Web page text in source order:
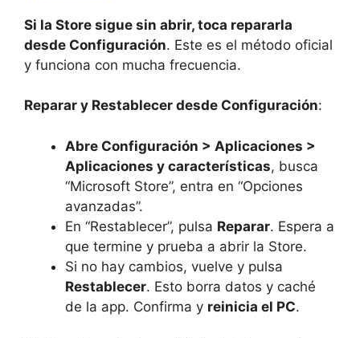
Si la Store sigue sin abrir, toca repararla
desde Configuración. Este es el método oficial
y funciona con mucha frecuencia.
Reparar y Restablecer desde Configuración:
Abre Configuración > Aplicaciones >
Aplicaciones y características, busca
“Microsoft Store”, entra en “Opciones
avanzadas”.
En “Restablecer”, pulsa Reparar. Espera a
que termine y prueba a abrir la Store.
Si no hay cambios, vuelve y pulsa
Restablecer. Esto borra datos y caché
de la app. Confirma y reinicia el PC.